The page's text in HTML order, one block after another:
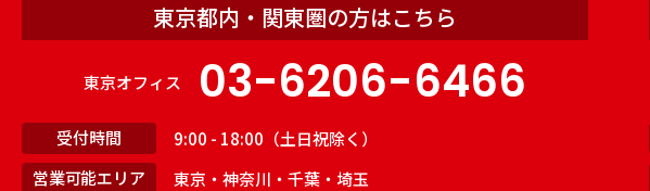
東京都内・関東圏の方はこちら
東京オフィス 03-6206-6466
受付時間
9:00 - 18:00（土日祝除く）
営業可能エリア
東京・神奈川・千葉・埼玉